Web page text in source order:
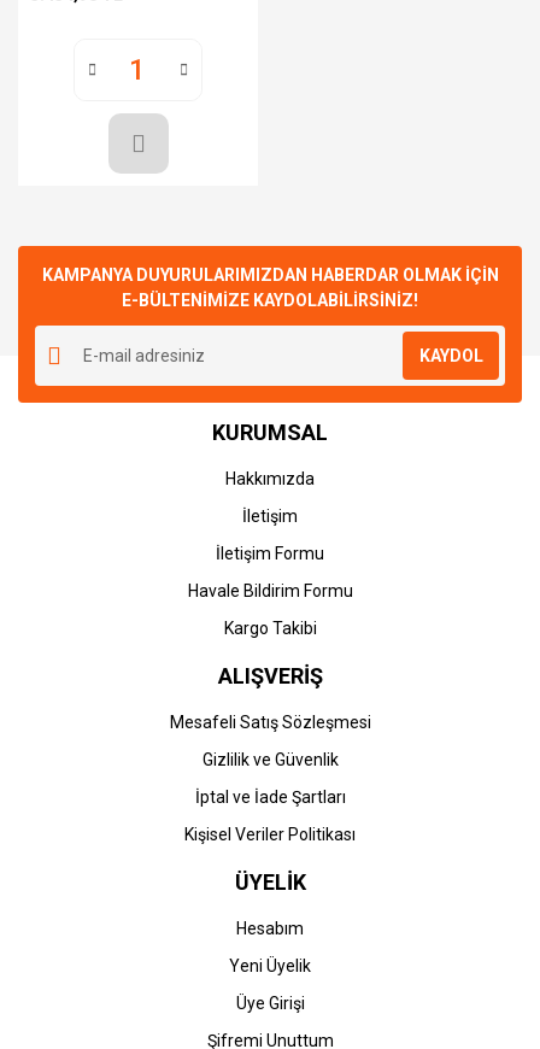
KAMPANYA DUYURULARIMIZDAN HABERDAR OLMAK İÇİN
E-BÜLTENİMİZE KAYDOLABİLİRSİNİZ!
KAYDOL
KURUMSAL
Hakkımızda
İletişim
İletişim Formu
Havale Bildirim Formu
Kargo Takibi
ALIŞVERİŞ
Mesafeli Satış Sözleşmesi
Gizlilik ve Güvenlik
İptal ve İade Şartları
Kişisel Veriler Politikası
ÜYELİK
Hesabım
Yeni Üyelik
Üye Girişi
Şifremi Unuttum